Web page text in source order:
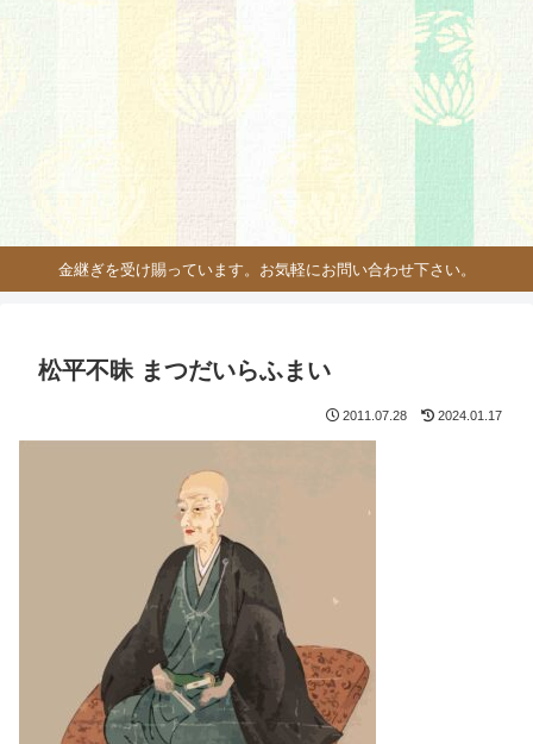
金継ぎを受け賜っています。お気軽にお問い合わせ下さい。
松平不昧 まつだいらふまい
2011.07.28 2024.01.17